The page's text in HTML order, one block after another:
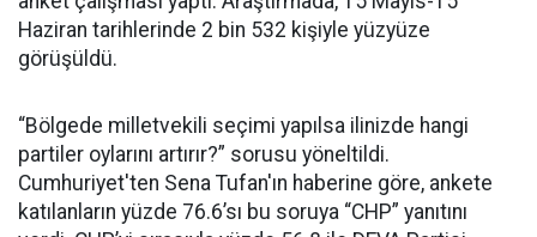
Haziran tarihlerinde 2 bin 532 kişiyle yüzyüze
görüşüldü.
“Bölgede milletvekili seçimi yapılsa ilinizde hangi
partiler oylarını artırır?” sorusu yöneltildi.
Cumhuriyet'ten Sena Tufan'ın haberine göre, ankete
katılanların yüzde 76.6’sı bu soruya “CHP” yanıtını